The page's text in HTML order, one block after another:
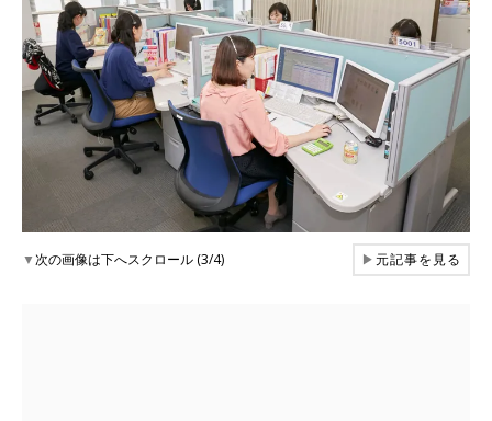
▼次の画像は下へスクロール (3/4) ▶元記事を見る